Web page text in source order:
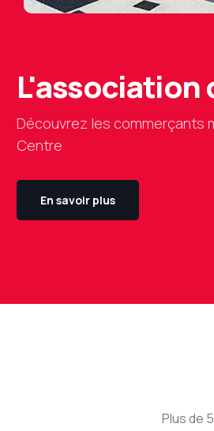
L'association
Découvrez les commerçants
Centre
En savoir plus
Plus de